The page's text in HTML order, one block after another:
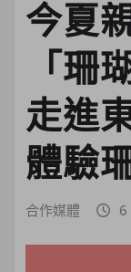
今夏
「珊
走進
體驗
合作媒體 6